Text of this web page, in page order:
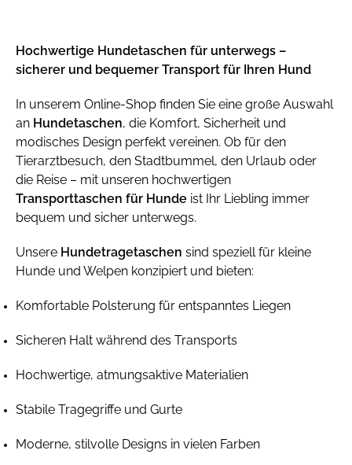
Hochwertige Hundetaschen für unterwegs –
sicherer und bequemer Transport für Ihren Hund
In unserem Online-Shop finden Sie eine große Auswahl
an Hundetaschen, die Komfort, Sicherheit und
modisches Design perfekt vereinen. Ob für den
Tierarztbesuch, den Stadtbummel, den Urlaub oder
die Reise – mit unseren hochwertigen
Transporttaschen für Hunde ist Ihr Liebling immer
bequem und sicher unterwegs.
Unsere Hundetragetaschen sind speziell für kleine
Hunde und Welpen konzipiert und bieten:
Komfortable Polsterung für entspanntes Liegen
Sicheren Halt während des Transports
Hochwertige, atmungsaktive Materialien
Stabile Tragegriffe und Gurte
Moderne, stilvolle Designs in vielen Farben